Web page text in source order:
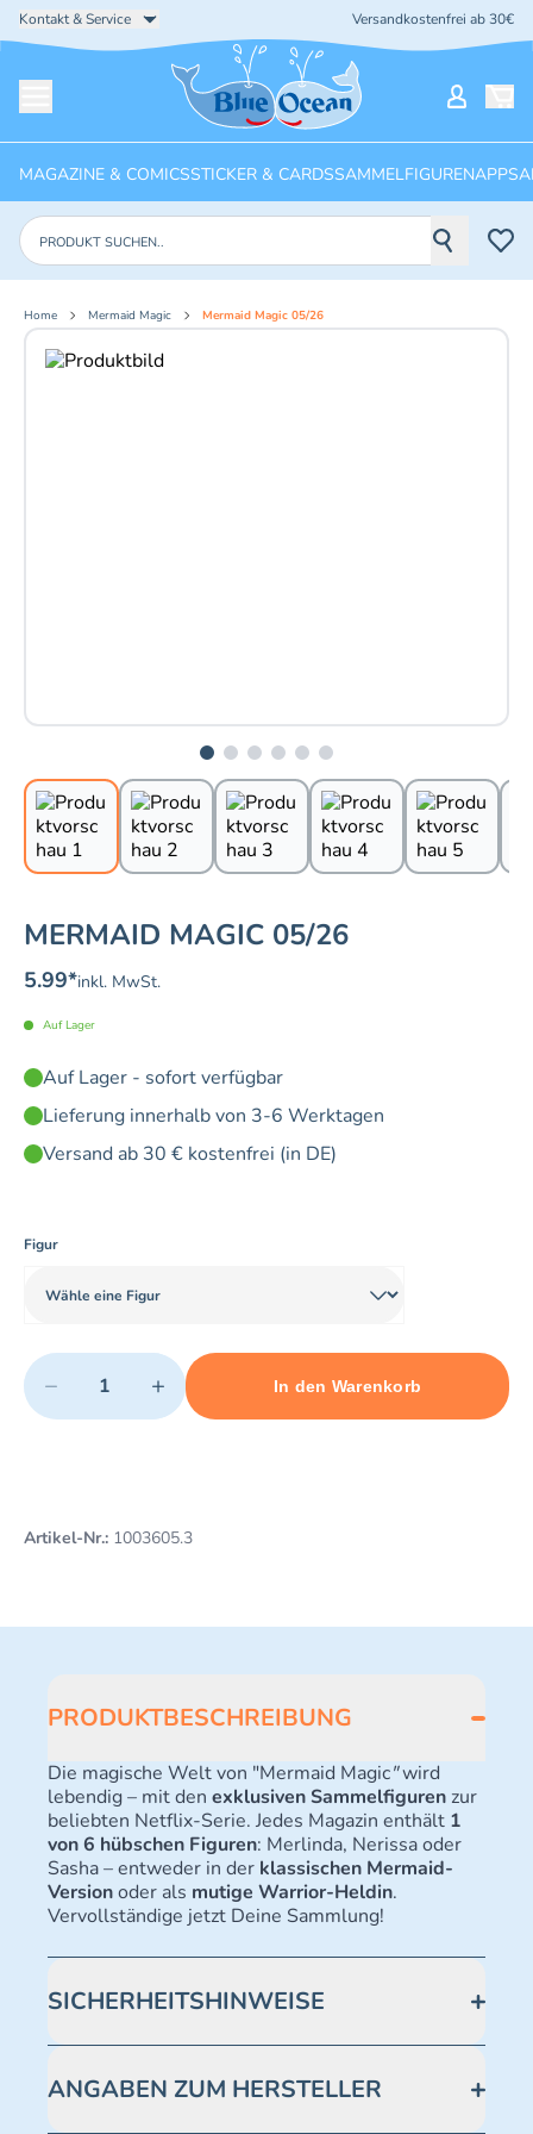
Kontakt & Service Versandkostenfrei ab 30€
Startseite
MAGAZINE & COMICSSTICKER & CARDSSAMMELFIGURENAPPS
Produkte suchen
Home Mermaid Magic Mermaid Magic 05/26
Aktuelles Bild: 1 von 6
MERMAID MAGIC 05/26
5.99*inkl. MwSt.
Auf Lager
Auf Lager - sofort verfügbar
Lieferung innerhalb von 3-6 Werktagen
Versand ab 30 € kostenfrei (in DE)
Figur
Quantity
− +
Minimum quantity: 1 Maximum quantity: 12
In den Warenkorb
Add 1 item to cart
Artikel-Nr.: 1003605.3
PRODUKTBESCHREIBUNG
Die magische Welt von "Mermaid Magic"wird
lebendig – mit den exklusiven Sammelfiguren zur
beliebten Netflix-Serie. Jedes Magazin enthält 1
von 6 hübschen Figuren: Merlinda, Nerissa oder
Sasha – entweder in der klassischen Mermaid-
Versionoder als mutige Warrior-Heldin.
Vervollständige jetzt Deine Sammlung!
SICHERHEITSHINWEISE
Kleine Teile. Erstickungsgefahr. Blue Ocean
Entertainment AG, Seidenstraße 19, 70174
Stuttgart. Modell-Nr.: 482509
ANGABEN ZUM HERSTELLER